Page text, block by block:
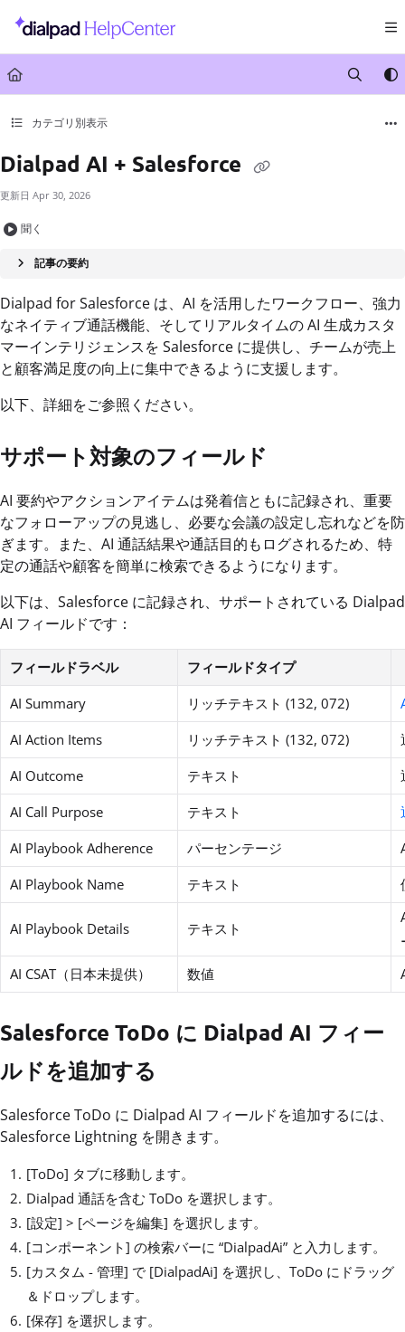
Documentation Index
Fetch the complete documentation index at:
Use this file to discover all available pages before exploring further.
カテゴリ別表示
Dialpad AI + Salesforce
更新日 Apr 30, 2026
聞く
記事の要約
Dialpad for Salesforce は、AI を活用したワークフロー、強力
なネイティブ通話機能、そしてリアルタイムの AI 生成カスタ
マーインテリジェンスを Salesforce に提供し、チームが売上
と顧客満足度の向上に集中できるように支援します。
以下、詳細をご参照ください。
サポート対象のフィールド
AI 要約やアクションアイテムは発着信ともに記録され、重要
なフォローアップの見逃し、必要な会議の設定し忘れなどを防
ぎます。また、AI 通話結果や通話目的もログされるため、特
定の通話や顧客を簡単に検索できるようになります。
以下は、Salesforce に記録され、サポートされている Dialpad
AI フィールドです：
フィールドラベル
フィールドタイプ
AI Summary
リッチテキスト (132, 072)
AI Action Items
リッチテキスト (132, 072)
AI Outcome
テキスト
AI Call Purpose
テキスト
AI Playbook Adherence
パーセンテージ
AI Playbook Name
テキスト
AI Playbook Details テキスト
AI CSAT（日本未提供）
数値
Salesforce ToDo に Dialpad AI フィー
ルドを追加する
Salesforce ToDo に Dialpad AI フィールドを追加するには、
Salesforce Lightning を開きます。
[ToDo] タブに移動します。
Dialpad 通話を含む ToDo を選択します。
[設定] > [ページを編集] を選択します。
[コンポーネント] の検索バーに “DialpadAi” と入力します。
[カスタム - 管理] で [DialpadAi] を選択し、ToDo にドラッグ
＆ドロップします。
[保存] を選択します。